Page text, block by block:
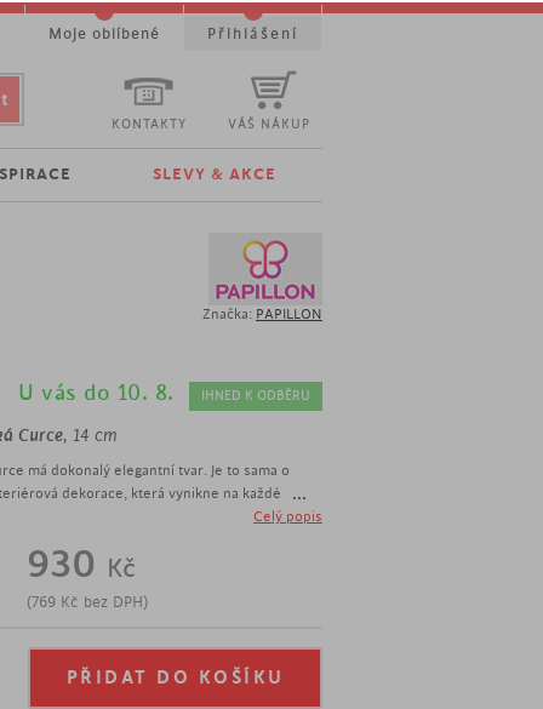
Značka: PAPILLON
U vás do 10. 8. IHNED K ODBĚRU
Curce, 14 cm
má dokonalý elegantní tvar. Je to sama o
dekorace, která vynikne na každé
v ní navíc zapálíte svíčku a do horní části
...
Celý popis
930 Kč
(769 Kč bez DPH)
KONTAKTY VÁŠ NÁKUP
SLEVY & AKCE
Moje oblíbené Přihlášení